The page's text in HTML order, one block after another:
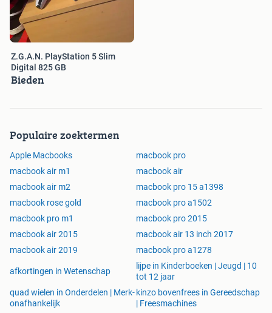
Z.G.A.N. PlayStation 5 Slim
Digital 825 GB
Bieden
Populaire zoektermen
Apple Macbooks
macbook pro
macbook air m1
macbook air
macbook air m2
macbook pro 15 a1398
macbook rose gold
macbook pro a1502
macbook pro m1
macbook pro 2015
macbook air 2015
macbook air 13 inch 2017
macbook air 2019
macbook pro a1278
afkortingen in Wetenschap
lijpe in Kinderboeken | Jeugd | 10
tot 12 jaar
quad wielen in Onderdelen | Merk-
onafhankelijk
kinzo bovenfrees in Gereedschap
| Freesmachines